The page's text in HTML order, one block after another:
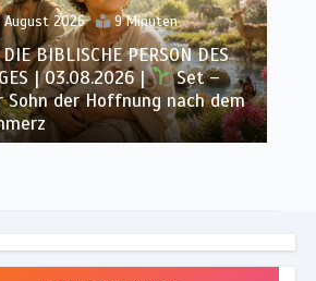
August 2026 10 Minuten
BIBLISCHE PERSON DES
| 02.08.2026 |
Eva –
erste Frau und Mutter aller